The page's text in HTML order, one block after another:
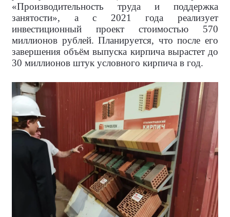
«Производительность труда и поддержка
занятости», а с 2021 года реализует
инвестиционный проект стоимостью 570
миллионов рублей. Планируется, что после его
завершения объём выпуска кирпича вырастет до
30 миллионов штук условного кирпича в год.